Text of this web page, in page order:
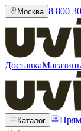
Москва 8 800
Доставка
Каталог